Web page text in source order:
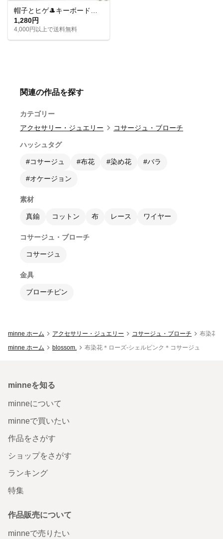
1,280円
4,000円以上で送料無料
関連の作品を探す
カテゴリー
アクセサリー・ジュエリー
コサージュ・ブローチ
ハッシュタグ
#コサージュ #布花 #染め花 #バラ
#オケージョン
素材
真鍮 コットン 布 レース ワイヤー
コサージュ・ブローチ
コサージュ
金具
ブローチピン
minne ホーム アクセサリー・ジュエリー コサージュ・ブローチ
布染花
minne ホーム
blossom. 布染花＊ローズ-シェルピンク＊コサージュ
minneを知る
minneについて
minneで買いたい
作品をさがす
ショップをさがす
ランキング
特集
作品販売について
minneで売りたい